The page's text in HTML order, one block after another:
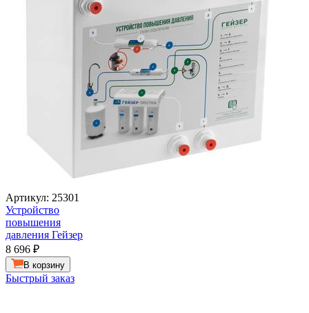
Артикул: 25301
Устройство
повышения
давления Гейзер
8 696 ₽
В корзину
Быстрый заказ